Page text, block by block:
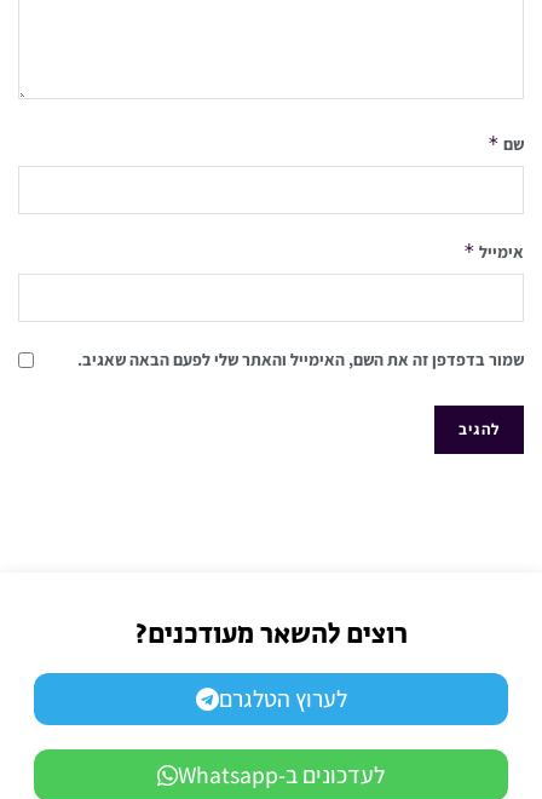
שם *
אימייל *
שמור בדפדפן זה את השם, האימייל והאתר שלי לפעם הבאה שאגיב.
רוצים להשאר מעודכנים?
לערוץ הטלגרם
לעדכונים ב-Whatsapp